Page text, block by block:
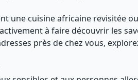
une cuisine africaine revisitée ou
à faire découvrir les
près de chez vous,